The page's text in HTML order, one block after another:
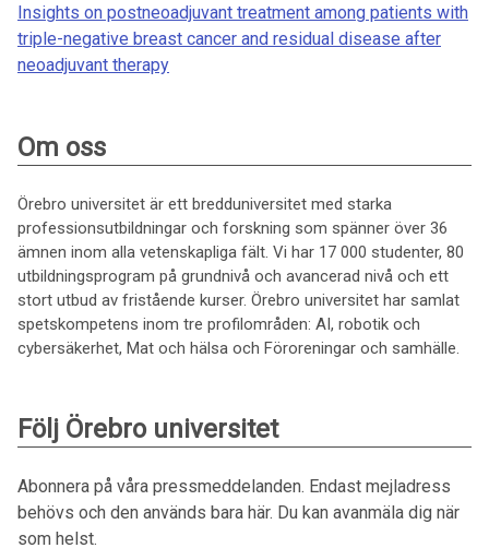
Insights on postneoadjuvant treatment among patients with
triple-negative breast cancer and residual disease after
neoadjuvant therapy
Om oss
Örebro universitet är ett bredduniversitet med starka
professionsutbildningar och forskning som spänner över 36
ämnen inom alla vetenskapliga fält. Vi har 17 000 studenter, 80
utbildningsprogram på grundnivå och avancerad nivå och ett
stort utbud av fristående kurser. Örebro universitet har samlat
spetskompetens inom tre profilområden: AI, robotik och
cybersäkerhet, Mat och hälsa och Föroreningar och samhälle.
Följ Örebro universitet
Abonnera på våra pressmeddelanden. Endast mejladress
behövs och den används bara här. Du kan avanmäla dig när
som helst.